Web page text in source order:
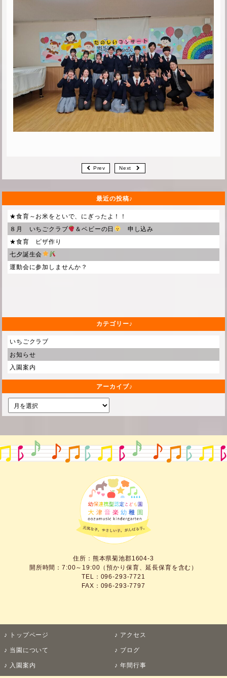
Prev Next
最近の投稿
★食育～お米をといで、にぎったよ！！
８月 いちごクラブ
＆ベビーの日
申し込み
★食育 ピザ作り
七夕誕生会
運動会に参加しませんか？
カテゴリー
いちごクラブ
お知らせ
入園案内
アーカイブ
住所：熊本県菊池郡1604-3
開所時間：7:00～19:00（預かり保育、延長保育を含む）
TEL：096-293-7721
FAX：096-293-7797
トップページ アクセス
当園について ブログ
入園案内 年間行事